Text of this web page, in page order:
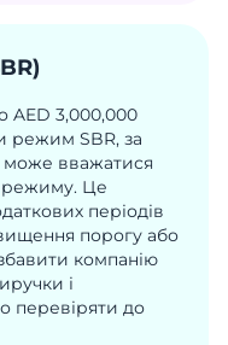
AED 3,000,000
режим SBR, за
може вважатися
режиму. Це
періодів
порогу або
компанію
і
перевіряти до